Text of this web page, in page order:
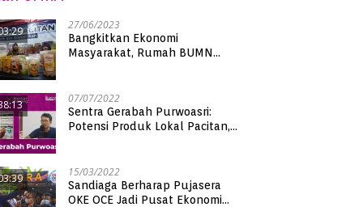
27/06/2023
Bangkitkan Ekonomi
Masyarakat, Rumah BUMN
07/07/2022
Sentra Gerabah Purwoasri:
Potensi Produk Lokal Pacitan,
15/03/2022
Sandiaga Berharap Pujasera
OKE OCE Jadi Pusat Ekonomi